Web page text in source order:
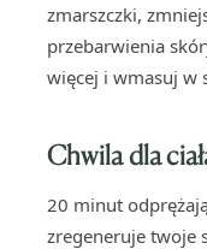
zmarszczki,
przebarwienia
więcej i wmasuj w
Chwila dla
20 minut
zregeneruje twoje